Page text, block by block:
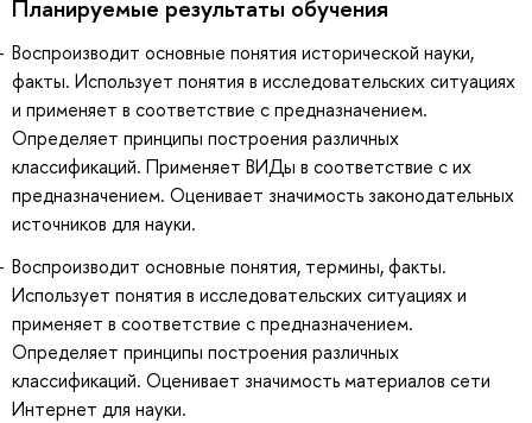
Планируемые результаты обучения
Воспроизводит основные понятия исторической науки,
факты. Использует понятия в исследовательских ситуациях
и применяет в соответствие с предназначением.
Определяет принципы построения различных
классификаций. Применяет ВИДы в соответствие с их
предназначением. Оценивает значимость законодательных
источников для науки.
Воспроизводит основные понятия, термины, факты.
Использует понятия в исследовательских ситуациях и
применяет в соответствие с предназначением.
Определяет принципы построения различных
классификаций. Оценивает значимость материалов сети
Интернет для науки.